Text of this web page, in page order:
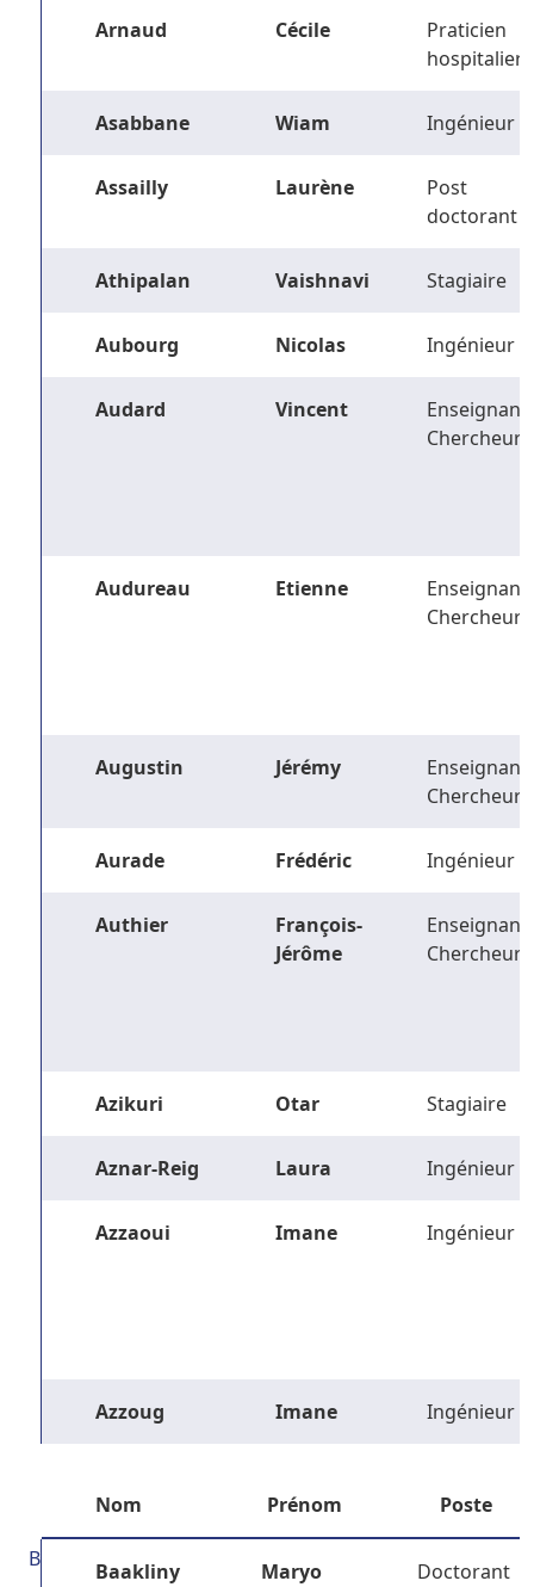
Arnaud Cécile
Praticien
hospitalier
Asabbane Wiam Ingénieur
Assailly Laurène
Post
doctorant
Athipalan Vaishnavi Stagiaire
Aubourg Nicolas Ingénieur
Audard Vincent
Enseignant-
Chercheur
Audureau Etienne
Enseignant-
Chercheur
Augustin Jérémy
Enseignant-
Chercheur
Aurade Frédéric Ingénieur
Authier
François-
Jérôme
Enseignant-
Chercheur
Azikuri Otar Stagiaire
Aznar-Reig Laura Ingénieur
Azzaoui Imane Ingénieur
Azzoug Imane Ingénieur
Nom Prénom Poste
B Baakliny Maryo Doctorant